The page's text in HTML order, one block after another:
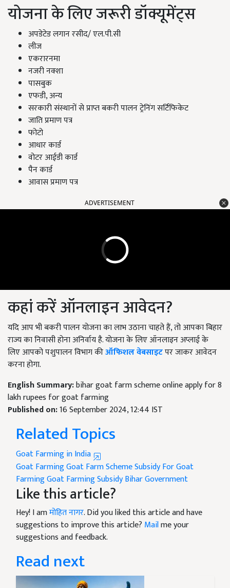
योजना के लिए जरूरी डॉक्यूमेंट्स
अपडेटेड लगान रसीद/ एल.पी.सी
लीज
एकरारनमा
नजरी नक्शा
पासबुक
एफडी, अन्य
सरकारी संस्थानों से प्राप्त बकरी पालन ट्रेनिंग सर्टिफिकेट
जाति प्रमाण पत्र
फोटो
आधार कार्ड
वोटर आईडी कार्ड
पैन कार्ड
आवास प्रमाण पत्र
ADVERTISEMENT
कहां करें ऑनलाइन आवेदन?
यदि आप भी बकरी पालन योजना का लाभ उठाना चाहते हैं, तो आपका बिहार
राज्य का निवासी होना अनिर्वाय है. योजना के लिए ऑनलाइन अप्लाई के
लिए आपको पशुपालन विभाग कीऑफिशल वेबसाइटपर जाकर आवेदन
करना होगा.
English Summary:bihar goat farm scheme online apply for 8
lakh rupees for goat farming
Published on:16 September 2024, 12:44 IST
Related Topics
Goat Farming in India
Goat FarmingGoat Farm SchemeSubsidy For Goat
FarmingGoat Farming SubsidyBihar Government
Like this article?
Hey! I amमोहित नागर. Did you liked this article and have
suggestions to improve this article? Mailme your
suggestions and feedback.
Read next